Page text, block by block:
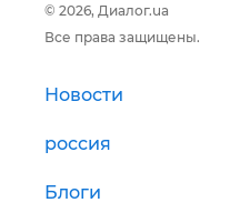
© 2026, Диалог.ua
Все права защищены.
Новости
россия
Блоги